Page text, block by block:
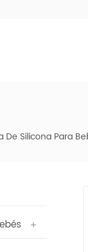
De Silicona Para